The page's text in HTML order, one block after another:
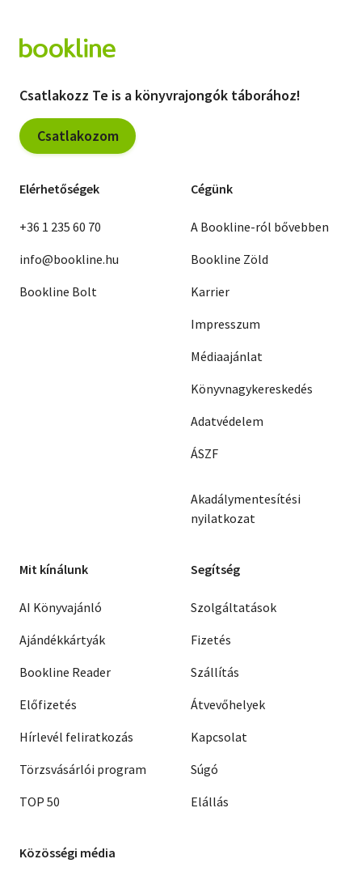
Csatlakozz Te is a könyvrajongók táborához!
Csatlakozom
Elérhetőségek
+36 1 235 60 70
info@bookline.hu
Bookline Bolt
Cégünk
A Bookline-ról bővebben
Bookline Zöld
Karrier
Impresszum
Médiaajánlat
Könyvnagykereskedés
Adatvédelem
ÁSZF
Akadálymentesítési
nyilatkozat
Mit kínálunk
AI Könyvajánló
Ajándékkártyák
Bookline Reader
Előfizetés
Hírlevél feliratkozás
Törzsvásárlói program
TOP 50
Segítség
Szolgáltatások
Fizetés
Szállítás
Átvevőhelyek
Kapcsolat
Súgó
Elállás
Közösségi média